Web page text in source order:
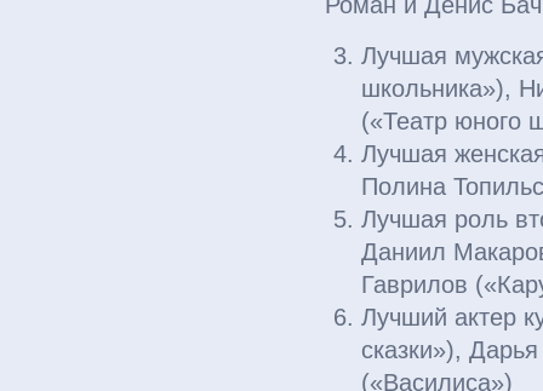
Лучшая
школьника»),
(«Театр юного
Лучшая
Полина
Лучшая роль
Даниил
Гаврилов
Лучший актер
сказки»),
(«Василиса»)